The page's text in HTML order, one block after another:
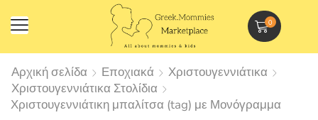
0
Αρχική σελίδα Εποχιακά
Χριστουγεννιάτικα
Χριστουγεννιάτικα Στολίδια
Χριστουγεννιάτικη μπαλίτσα (tag) με Μονόγραμμα